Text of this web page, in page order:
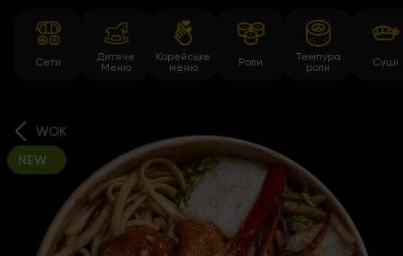
Сети
Дитяче
Меню
Корейське
меню
Роли
Темпура
роли
Суші
WOK
NEW